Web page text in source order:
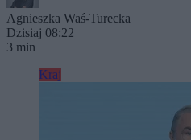
Agnieszka Waś-Turecka
Dzisiaj 08:22
3 min
Kraj